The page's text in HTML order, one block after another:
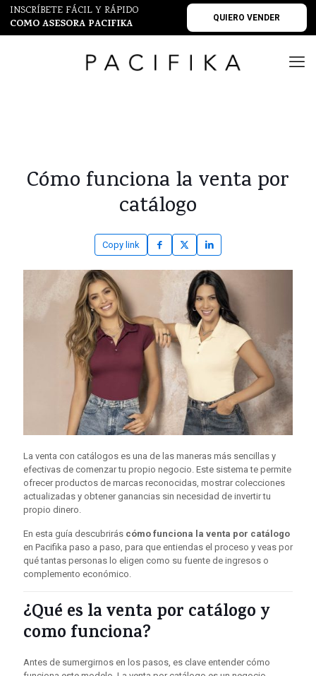
INSCRÍBETE FÁCIL Y RÁPIDO
COMO ASESORA PACIFIKA QUIERO VENDER
Cómo funciona la venta por
catálogo
Copy link
La venta con catálogos es una de las maneras más sencillas y
efectivas de comenzar tu propio negocio. Este sistema te permite
ofrecer productos de marcas reconocidas, mostrar colecciones
actualizadas y obtener ganancias sin necesidad de invertir tu
propio dinero.
En esta guía descubrirás cómo funciona la venta por catálogo
en Pacifika paso a paso, para que entiendas el proceso y veas por
qué tantas personas lo eligen como su fuente de ingresos o
complemento económico.
¿Qué es la venta por catálogo y
como funciona?
Antes de sumergirnos en los pasos, es clave entender cómo